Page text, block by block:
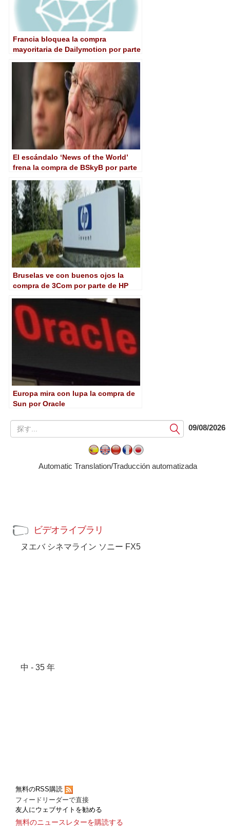
Francia bloquea la compra
mayoritaria de Dailymotion por parte
El escándalo ‘News of the World’
frena la compra de BSkyB por parte
Bruselas ve con buenos ojos la
compra de 3Com por parte de HP
Europa mira con lupa la compra de
Sun por Oracle
提
出
09/08/2026
Automatic Translation/Traducción automatizada
ビデオライブラリ
ヌエバ シネマライン ソニー FX5
中 - 35 年
無料のRSS購読
フィードリーダーで直接
友人にウェブサイトを勧める
無料のニュースレターを購読する